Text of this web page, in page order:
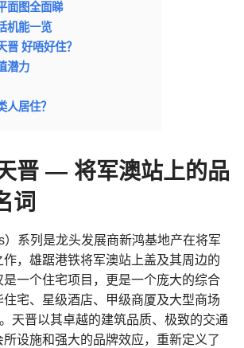
面图全面睇
机能一览
晋 好唔好住？
潜力
人居住？
晋 — 将军澳站上的品
词
）系列是龙头发展商新鸿基地产在将军
，雄踞港铁将军澳站上盖及其周边的
一个住宅项目，更是一个庞大的综合
宅、星级酒店、甲级商厦及大型商场
天晋以其卓越的建筑品质、极致的交通
设施和强大的品牌效应，重新定义了